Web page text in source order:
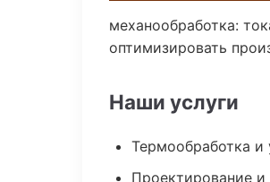
механообработка:
оптимизировать
Наши услуги
Термообработка и
Проектирование и